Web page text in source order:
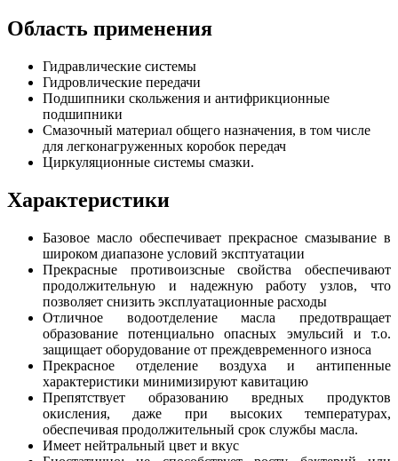
Область применения
Гидравлические системы
Гидровлические передачи
Подшипники скольжения и антифрикционные
подшипники
Смазочный материал общего назначения, в том числе
для легконагруженных коробок передач
Циркуляционные системы смазки.
Характеристики
Базовое масло обеспечивает прекрасное смазывание в
широком диапазоне условий эксптуатации
Прекрасные противоизсные свойства обеспечивают
продолжительную и надежную работу узлов, что
позволяет снизить эксплуатационные расходы
Отличное водоотделение масла предотвращает
образование потенциально опасных эмульсий и т.о.
защищает оборудование от преждевременного износа
Прекрасное отделение воздуха и антипенные
характеристики минимизируют кавитацию
Препятствует образованию вредных продуктов
окисления, даже при высоких температурах,
обеспечивая продолжительный срок службы масла.
Имеет нейтральный цвет и вкус